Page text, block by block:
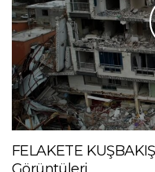
FELAKETE
Görüntüleri